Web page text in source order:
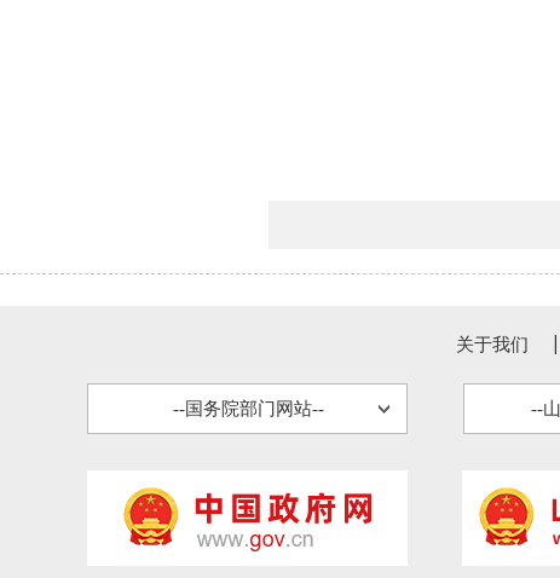
关于我们
--国务院部门网站-- --